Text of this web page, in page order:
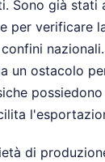
Sono già stati
per verificare
un ostacolo
di